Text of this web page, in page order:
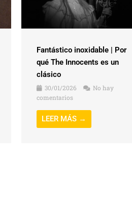
Fantástico inoxidable | Por
qué The Innocents es un
clásico
30/01/2026
No hay
comentarios
LEER MÁS →